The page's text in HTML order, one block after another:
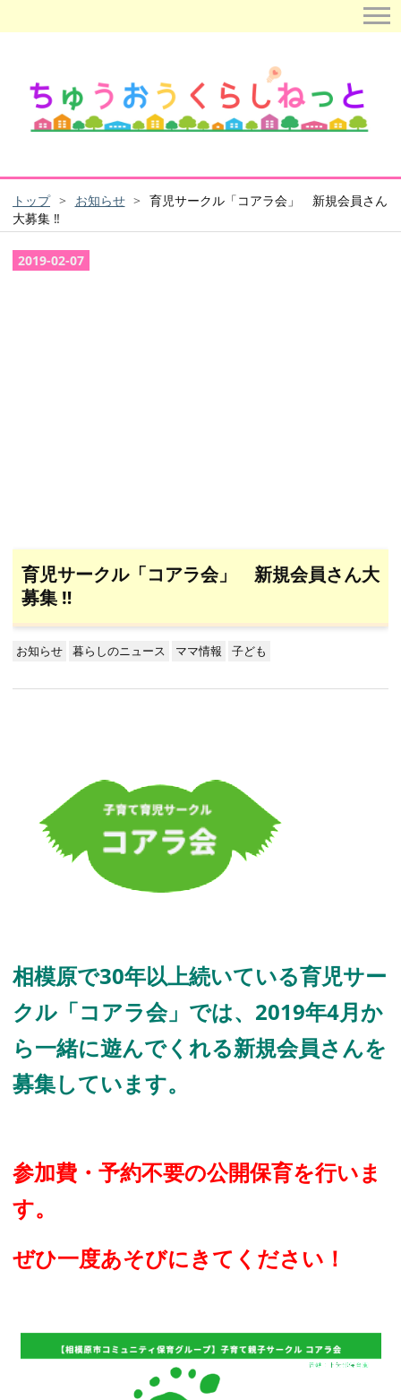
トップ > お知らせ > 育児サークル「コアラ会」 新規会員さん
大募集 ‼
2019-02-07
育児サークル「コアラ会」 新規会員さん大
募集 ‼
お知らせ 暮らしのニュース ママ情報 子ども
相模原で30年以上続いている育児サー
クル「コアラ会」では、2019年4月か
ら一緒に遊んでくれる新規会員さんを
募集しています。
参加費・予約不要の公開保育を行いま
す。
ぜひ一度あそびにきてください！